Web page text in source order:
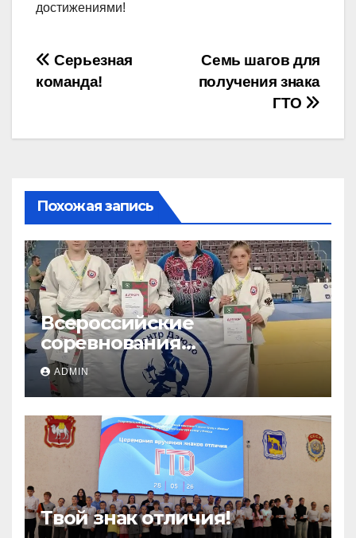
достижениями!
Навигация
записям
Семь шагов для
получения знака
ГТО
Серьезная
команда!
Похожая запись
Всероссийские
соревнования
«ЛОКОДЗЮДО»!
ADMIN
Твой знак отличия!